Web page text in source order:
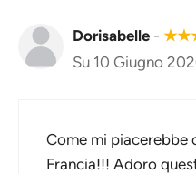
Dorisabelle - ★★
Su 10 Giugno
Come mi piacerebbe
Francia!!! Adoro